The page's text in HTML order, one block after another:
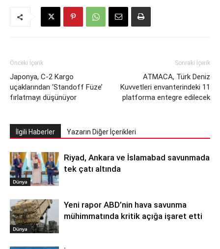
Önceki İçerik
Japonya, C-2 Kargo
uçaklarından ‘Standoff Füze’
fırlatmayı düşünüyor
Sonraki İçerik
ATMACA, Türk Deniz
Kuvvetleri envanterindeki 11
platforma entegre edilecek
İlgili Haberler Yazarın Diğer İçerikleri
Dünya
Riyad, Ankara ve İslamabad savunmada
tek çatı altında
Dünya
Yeni rapor ABD’nin hava savunma
mühimmatında kritik açığa işaret etti